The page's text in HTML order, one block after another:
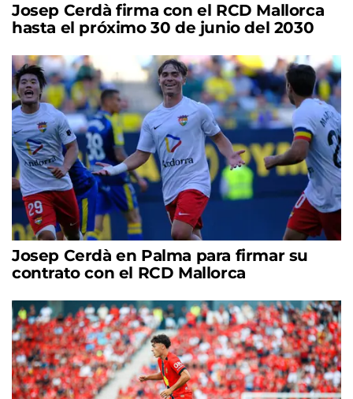
Josep Cerdà firma con el RCD Mallorca
hasta el próximo 30 de junio del 2030
Josep Cerdà en Palma para firmar su
contrato con el RCD Mallorca